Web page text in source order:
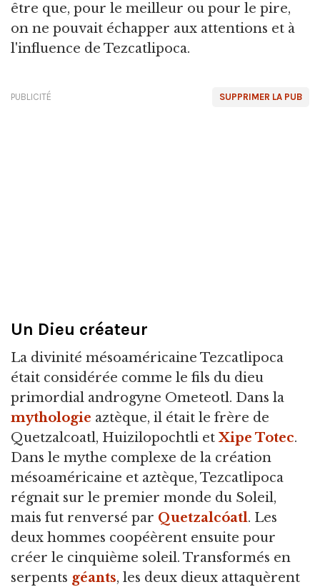
être que, pour le meilleur ou pour le pire,
on ne pouvait échapper aux attentions et à
l'influence de Tezcatlipoca.
SUPPRIMER LA PUB
PUBLICITÉ
Un Dieu créateur
La divinité mésoaméricaine Tezcatlipoca
était considérée comme le fils du dieu
primordial androgyne Ometeotl. Dans la
mythologie aztèque, il était le frère de
Quetzalcoatl, Huizilopochtli et Xipe Totec.
Dans le mythe complexe de la création
mésoaméricaine et aztèque, Tezcatlipoca
régnait sur le premier monde du Soleil,
mais fut renversé par Quetzalcóatl. Les
deux hommes coopéèrent ensuite pour
créer le cinquième soleil. Transformés en
serpents géants, les deux dieux attaquèrent